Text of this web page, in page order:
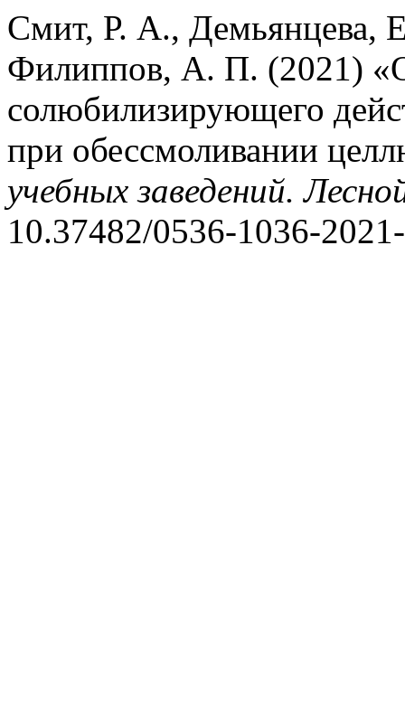
Смит, Р. А.,
Филиппов, А. П. (2021)
солюбилизирующего
при обессмоливании
учебных заведений.
10.37482/0536-1036-